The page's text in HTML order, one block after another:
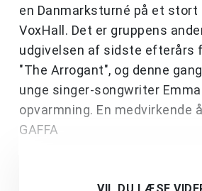
en Danmarksturné på et
VoxHall. Det er gruppens
udgivelsen af sidste efterårs
"The Arrogant", og denne
unge singer-songwriter
opvarmning. En medvirkende
GAFFA